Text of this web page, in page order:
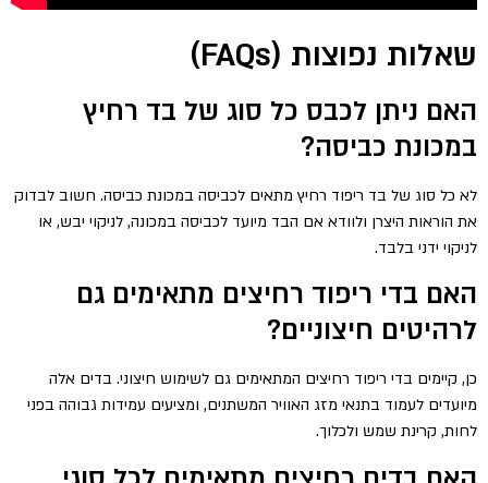
שאלות נפוצות (FAQs)
האם ניתן לכבס כל סוג של בד רחיץ
במכונת כביסה?
לא כל סוג של בד ריפוד רחיץ מתאים לכביסה במכונת כביסה. חשוב לבדוק
את הוראות היצרן ולוודא אם הבד מיועד לכביסה במכונה, לניקוי יבש, או
לניקוי ידני בלבד.
האם בדי ריפוד רחיצים מתאימים גם
לרהיטים חיצוניים?
כן, קיימים בדי ריפוד רחיצים המתאימים גם לשימוש חיצוני. בדים אלה
מיועדים לעמוד בתנאי מזג האוויר המשתנים, ומציעים עמידות גבוהה בפני
לחות, קרינת שמש ולכלוך.